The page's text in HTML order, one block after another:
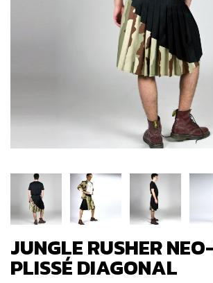
JUNGLE RUSHER
PLISSÉ DIAGONAL